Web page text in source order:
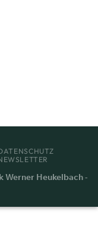
Werner Heukelbach-